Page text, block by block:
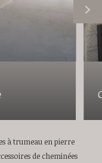
à trumeau en pierre
de cheminées